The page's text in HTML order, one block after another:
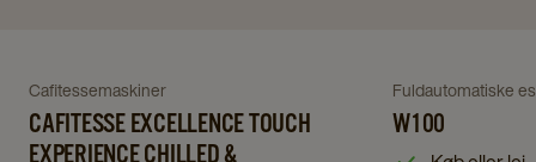
Cafitesse
Excellence
Navigate
to
Cafitessemaskiner
CAFITESSE EXCELLENCE TOUCH
EXPERIENCE CHILLED &
W100
details
page
Navigate
to
Fuldautomatiske
W100